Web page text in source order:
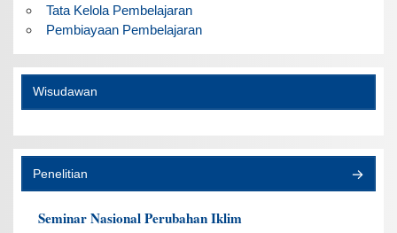
Tata Kelola Pembelajaran
Pembiayaan Pembelajaran
Wisudawan
Penelitian
Seminar Nasional Perubahan Iklim